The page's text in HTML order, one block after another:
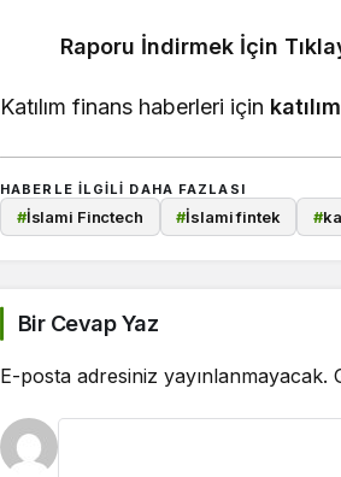
Raporu İndirmek İçin
Katılım finans haberleri için
HABERLE ILGILI DAHA FAZLASI
#İslami Finctech #İslami fintek #
Bir Cevap Yaz
E-posta adresiniz yayınlanmayacak.